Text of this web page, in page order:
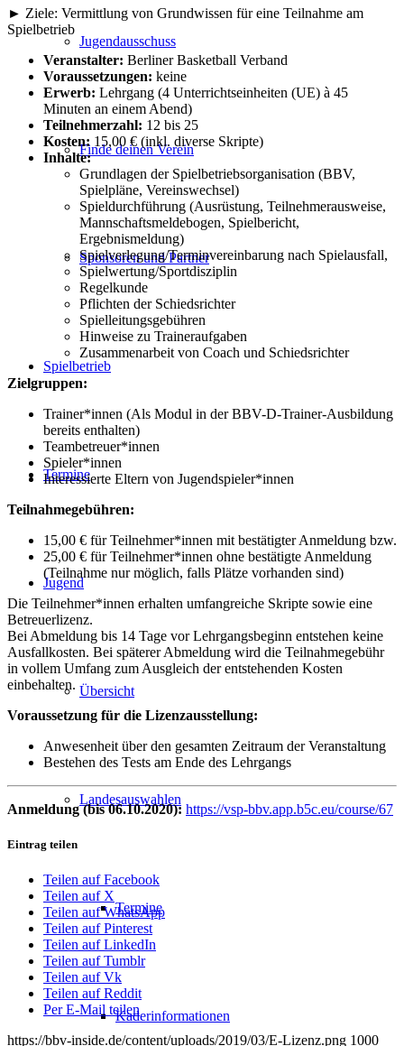
Jugendausschuss
Finde deinen Verein
Sponsoren und Partner
Spielbetrieb
Termine
Jugend
Übersicht
Landesauswahlen
Termine
Kaderinformationen
► Ziele: Vermittlung von Grundwissen für eine Teilnahme am
Spielbetrieb
Veranstalter: Berliner Basketball Verband
Voraussetzungen: keine
Erwerb: Lehrgang (4 Unterrichtseinheiten (UE) à 45
Minuten an einem Abend)
Teilnehmerzahl: 12 bis 25
Kosten: 15,00 € (inkl. diverse Skripte)
Inhalte:
Grundlagen der Spielbetriebsorganisation (BBV,
Spielpläne, Vereinswechsel)
Spieldurchführung (Ausrüstung, Teilnehmerausweise,
Mannschaftsmeldebogen, Spielbericht,
Ergebnismeldung)
Spielverlegung/Terminvereinbarung nach Spielausfall,
Spielwertung/Sportdisziplin
Regelkunde
Pflichten der Schiedsrichter
Spielleitungsgebühren
Hinweise zu Traineraufgaben
Zusammenarbeit von Coach und Schiedsrichter
Zielgruppen:
Trainer*innen (Als Modul in der BBV-D-Trainer-Ausbildung
bereits enthalten)
Teambetreuer*innen
Spieler*innen
Interessierte Eltern von Jugendspieler*innen
Teilnahmegebühren:
15,00 € für Teilnehmer*innen mit bestätigter Anmeldung bzw.
25,00 € für Teilnehmer*innen ohne bestätigte Anmeldung
(Teilnahme nur möglich, falls Plätze vorhanden sind)
Die Teilnehmer*innen erhalten umfangreiche Skripte sowie eine
Betreuerlizenz.
Bei Abmeldung bis 14 Tage vor Lehrgangsbeginn entstehen keine
Ausfallkosten. Bei späterer Abmeldung wird die Teilnahmegebühr
in vollem Umfang zum Ausgleich der entstehenden Kosten
einbehalten.
Voraussetzung für die Lizenzausstellung:
Anwesenheit über den gesamten Zeitraum der Veranstaltung
Bestehen des Tests am Ende des Lehrgangs
Anmeldung (bis 06.10.2020): https://vsp-bbv.app.b5c.eu/course/67
Eintrag teilen
Teilen auf Facebook
Teilen auf X
Teilen auf WhatsApp
Teilen auf Pinterest
Teilen auf LinkedIn
Teilen auf Tumblr
Teilen auf Vk
Teilen auf Reddit
Per E-Mail teilen
https://bbv-inside.de/content/uploads/2019/03/E-Lizenz.png 1000